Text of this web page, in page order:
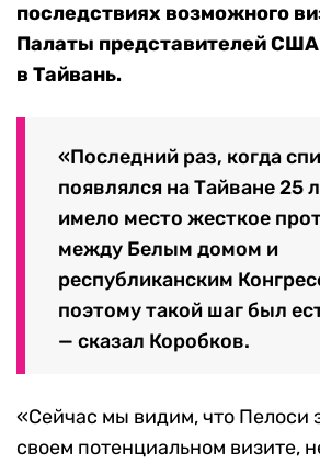
последствиях возможного
Палаты представителей
в Тайвань.
«Последний раз, когда
появлялся на Тайване 25
имело место жесткое
между Белым домом и
республиканским
поэтому такой шаг был
— сказал Коробков.
«Сейчас мы видим, что Пелоси
своем потенциальном визите,